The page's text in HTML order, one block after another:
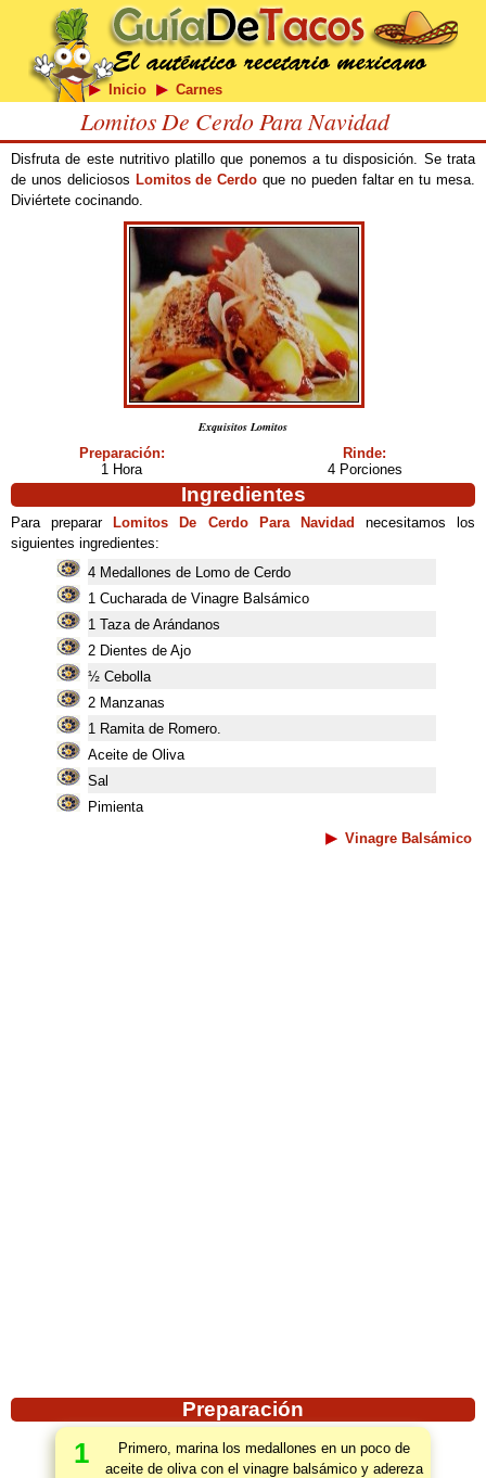
Inicio Carnes
Lomitos De Cerdo Para Navidad
Disfruta de este nutritivo platillo que ponemos a tu disposición. Se trata
de unos deliciosos Lomitos de Cerdo que no pueden faltar en tu mesa.
Diviértete cocinando.
Exquisitos Lomitos
Preparación:
1 Hora
Rinde:
4 Porciones
Ingredientes
Para preparar Lomitos De Cerdo Para Navidad
necesitamos los
siguientes ingredientes:
4 Medallones de Lomo de Cerdo
1 Cucharada de Vinagre Balsámico
1 Taza de Arándanos
2 Dientes de Ajo
½ Cebolla
2 Manzanas
1 Ramita de Romero.
Aceite de Oliva
Sal
Pimienta
Vinagre Balsámico
Preparación
1
Primero, marina los medallones en un poco de
aceite de oliva con el vinagre balsámico y adereza